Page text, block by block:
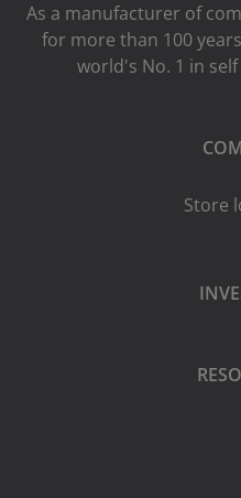
As a manufacturer of
for more than 100
world's No. 1 in
Store